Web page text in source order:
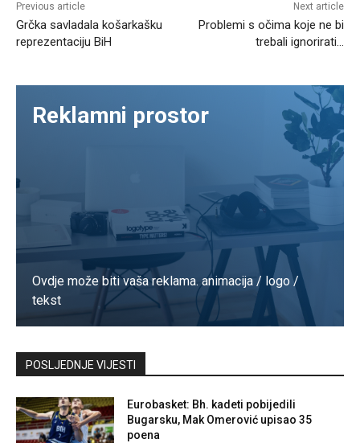
Previous article
Grčka savladala košarkašku
reprezentaciju BiH
Next article
Problemi s očima koje ne bi
trebali ignorirati…
Reklamni prostor
Ovdje može biti vaša reklama. animacija / logo /
tekst
Kontaktirajte nas
POSLJEDNJE VIJESTI
Eurobasket: Bh. kadeti pobijedili
Bugarsku, Mak Omerović upisao 35
poena